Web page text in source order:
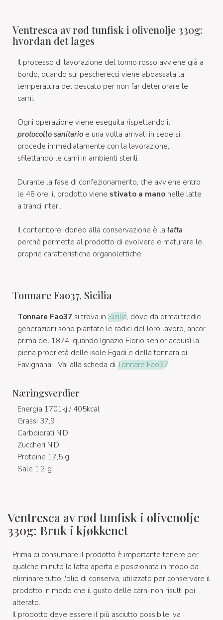
Ventresca av rød tunfisk i olivenolje 330g:
hvordan det lages
Il processo di lavorazione del tonno rosso avviene già a
bordo, quando sui pescherecci viene abbassata la
temperatura del pescato per non far deteriorare le
carni.
Ogni operazione viene eseguita rispettando il
protocollo sanitario e una volta arrivati in sede si
procede immediatamente con la lavorazione,
sfilettando le carni in ambienti sterili.
Durante la fase di confezionamento, che avviene entro
le 48 ore, il prodotto viene stivato a mano nelle latte
a tranci interi.
Il contenitore idoneo alla conservazione è la latta
perchè permette al prodotto di evolvere e maturare le
proprie caratteristiche organolettiche.
Tonnare Fao37, Sicilia
Tonnare Fao37 si trova in Sicilia, dove da ormai tredici
generazioni sono piantate le radici del loro lavoro, ancor
prima del 1874, quando Ignazio Florio senior acquisì la
piena proprietà delle isole Egadi e della tonnara di
Favignana... Vai alla scheda di Tonnare Fao37
Næringsverdier
Energia 1701kj / 405kcal
Grassi 37,9
Carboidrati N.D
Zuccheri N.D
Proteine 17,5 g
Sale 1,2 g
Ventresca av rød tunfisk i olivenolje
330g: Bruk i kjøkkenet
Prima di consumare il prodotto è importante tenere per
qualche minuto la latta aperta e posizionata in modo da
eliminare tutto l'olio di conserva, utilizzato per conservare il
prodotto in modo che il gusto delle carni non risulti poi
alterato.
Il prodotto deve essere il più asciutto possibile, va